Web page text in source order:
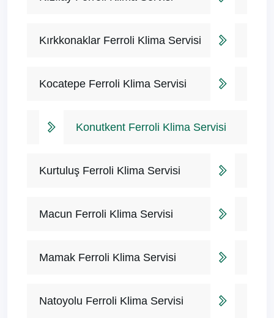
Kırkkonaklar Ferroli Klima Servisi
Kocatepe Ferroli Klima Servisi
Konutkent Ferroli Klima Servisi
Kurtuluş Ferroli Klima Servisi
Macun Ferroli Klima Servisi
Mamak Ferroli Klima Servisi
Natoyolu Ferroli Klima Servisi